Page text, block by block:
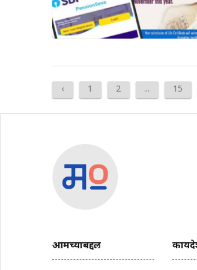
‹ 1 2 ... 15
आमच्याबद्दल